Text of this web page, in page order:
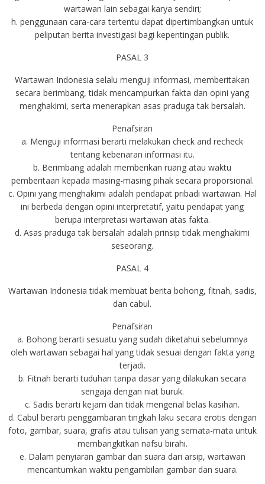
wartawan lain sebagai karya sendiri;
h. penggunaan cara-cara tertentu dapat dipertimbangkan untuk
peliputan berita investigasi bagi kepentingan publik.
PASAL 3
Wartawan Indonesia selalu menguji informasi, memberitakan
secara berimbang, tidak mencampurkan fakta dan opini yang
menghakimi, serta menerapkan asas praduga tak bersalah.
Penafsiran
a. Menguji informasi berarti melakukan check and recheck
tentang kebenaran informasi itu.
b. Berimbang adalah memberikan ruang atau waktu
pemberitaan kepada masing-masing pihak secara proporsional.
c. Opini yang menghakimi adalah pendapat pribadi wartawan. Hal
ini berbeda dengan opini interpretatif, yaitu pendapat yang
berupa interpretasi wartawan atas fakta.
d. Asas praduga tak bersalah adalah prinsip tidak menghakimi
seseorang.
PASAL 4
Wartawan Indonesia tidak membuat berita bohong, fitnah, sadis,
dan cabul.
Penafsiran
a. Bohong berarti sesuatu yang sudah diketahui sebelumnya
oleh wartawan sebagai hal yang tidak sesuai dengan fakta yang
terjadi.
b. Fitnah berarti tuduhan tanpa dasar yang dilakukan secara
sengaja dengan niat buruk.
c. Sadis berarti kejam dan tidak mengenal belas kasihan.
d. Cabul berarti penggambaran tingkah laku secara erotis dengan
foto, gambar, suara, grafis atau tulisan yang semata-mata untuk
membangkitkan nafsu birahi.
e. Dalam penyiaran gambar dan suara dari arsip, wartawan
mencantumkan waktu pengambilan gambar dan suara.